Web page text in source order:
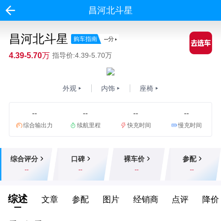
昌河北斗星
昌河北斗星 购车指南 --分
4.39-5.70万 指导价:4.39-5.70万
外观 内饰 座椅
--
综合输出力
--
续航里程
--
快充时间
--
慢充时间
综合评分
--
口碑
--
裸车价
--
参配
--
综述 文章 参配 图片 经销商 点评 降价